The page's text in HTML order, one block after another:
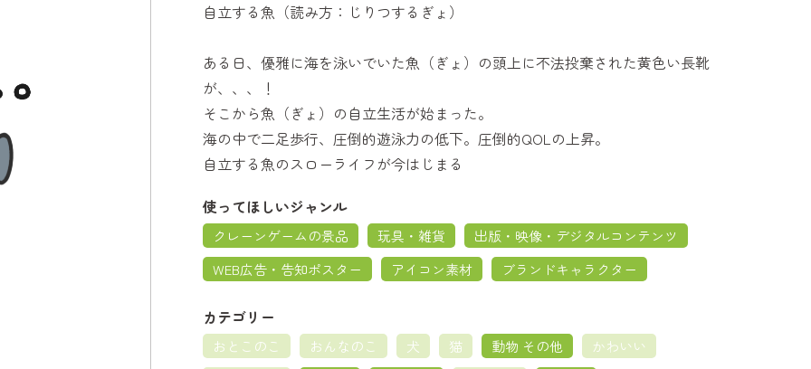
自立する魚（読み方：じりつするぎょ）
ある日、優雅に海を泳いでいた魚（ぎょ）の頭上に不法投棄された黄色い長靴
が、、、！
そこから魚（ぎょ）の自立生活が始まった。
海の中で二足歩行、圧倒的遊泳力の低下。圧倒的QOLの上昇。
自立する魚のスローライフが今はじまる
使ってほしいジャンル
クレーンゲームの景品 玩具・雑貨
出版・映像・デジタルコンテンツ
WEB広告・告知ポスター
アイコン素材 ブランドキャラクター
カテゴリー
おとこのこ おんなのこ 犬 猫 動物 その他
かわいい